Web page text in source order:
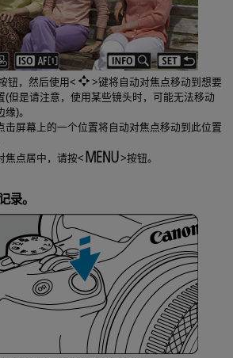
钮，然后使用
键将自动对焦点移动到想要
(但是请注意，使用某些镜头时，可能无法移动
)。
击屏幕上的一个位置将自动对焦点移动到此位置
焦点居中，请按
按钮。
录。